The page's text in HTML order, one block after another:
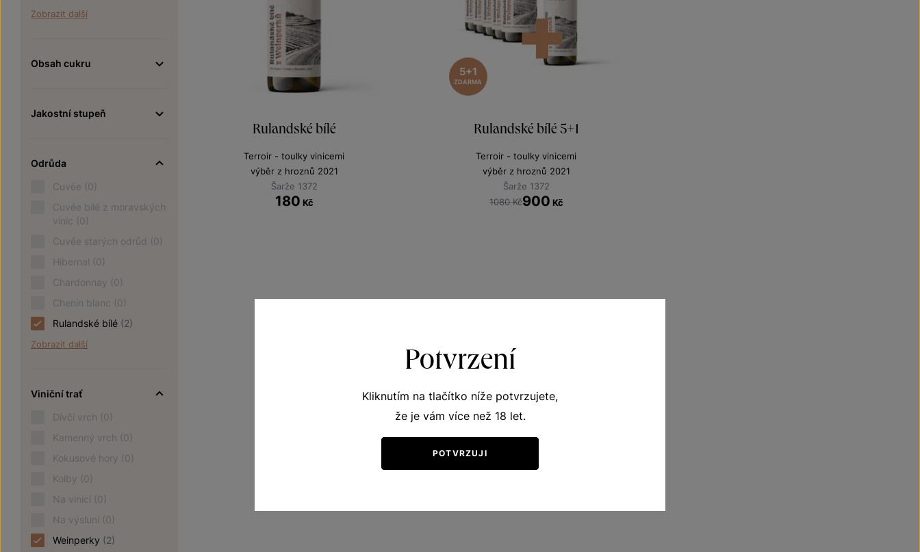
Zobrazit další
Obsah cukru
Jakostní stupeň
Odrůda
Cuvée (0)
Cuvée bílé z moravských
vinic (0)
Cuvée starých odrůd (0)
Hibernal (0)
Chardonnay (0)
Chenin blanc (0)
Rulandské bílé (2)
Zobrazit další
Viniční trať
Dívčí vrch (0)
Kamenný vrch (0)
Kokusové hory (0)
Kolby (0)
Na vinici (0)
Na výsluní (0)
Weinperky (2)
Rulandské bílé
Terroir - toulky vinicemi
výběr z hroznů 2021
Šarže 1372
180 Kč
5+1
ZDARMA
Rulandské bílé 5+1
Terroir - toulky vinicemi
výběr z hroznů 2021
Šarže 1372
1080 Kč900 Kč
Potvrzení
Kliknutím na tlačítko níže potvrzujete,
že je vám více než 18 let.
POTVRZUJI